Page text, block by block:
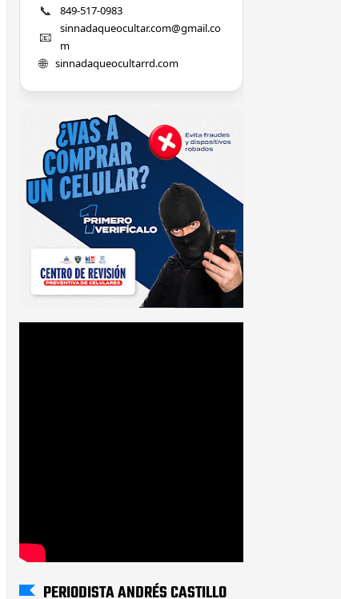
📞 849-517-0983
📧
sinnadaqueocultar.com@gmail.co
m
🌐 sinnadaqueocultarrd.com
PERIODISTA ANDRÉS CASTILLO